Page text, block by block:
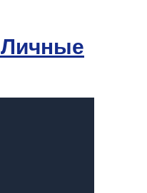
Личные